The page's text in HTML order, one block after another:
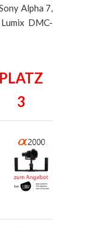
Alpha 7,
DMC-
PLATZ
3